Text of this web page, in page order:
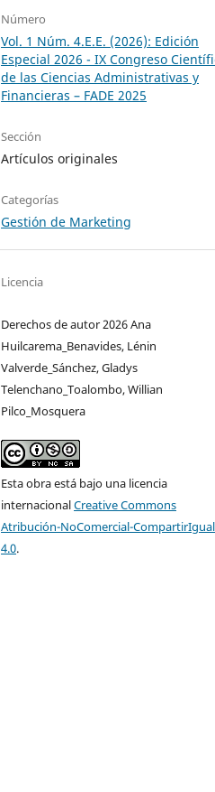
Número
Vol. 1 Núm. 4.E.E. (2026): Edición
Especial 2026 - IX Congreso
de las Ciencias Administrativas y
Financieras – FADE 2025
Sección
Artículos originales
Categorías
Gestión de Marketing
Licencia
Derechos de autor 2026 Ana
Huilcarema_Benavides, Lénin
Valverde_Sánchez, Gladys
Telenchano_Toalombo, Willian
Pilco_Mosquera
Esta obra está bajo una licencia
internacionalCreative Commons
Atribución-NoComercial-CompartirIgual
4.0.